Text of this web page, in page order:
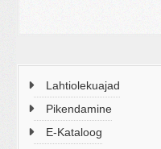
Lahtiolekuajad
Pikendamine
E-Kataloog